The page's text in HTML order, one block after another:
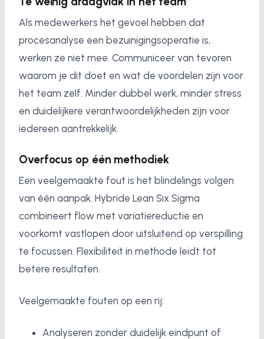
Als medewerkers het gevoel hebben dat
procesanalyse een bezuinigingsoperatie is,
werken ze niet mee. Communiceer van tevoren
waarom je dit doet en wat de voordelen zijn voor
het team zelf. Minder dubbel werk, minder stress
en duidelijkere verantwoordelijkheden zijn voor
iedereen aantrekkelijk.
Overfocus op één methodiek
Een veelgemaakte fout is het blindelings volgen
van één aanpak. Hybride Lean Six Sigma
combineert flow met variatiereductie en
voorkomt vastlopen door uitsluitend op verspilling
te focussen. Flexibiliteit in methode leidt tot
betere resultaten.
Veelgemaakte fouten op een rij:
Analyseren zonder duidelijk eindpunt of